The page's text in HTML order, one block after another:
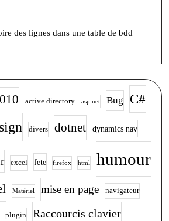
des lignes dans une table de bdd
active directory asp.net Bug
C#
divers dotnet dynamics nav
excel fete firefox html humour
Matériel mise en page navigateur
plugin Raccourcis clavier